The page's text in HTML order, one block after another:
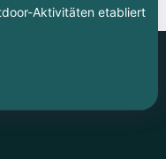
Aktivitäten etabliert